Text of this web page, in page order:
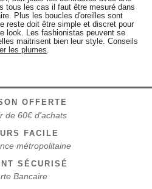
tous les cas il faut être mesuré dans
Plus les boucles d'oreilles sont
reste doit être simple et discret pour
look. Les fashionistas peuvent se
maitrisent bien leur style. Conseils
les plumes.
OFFERTE
de 60€ d'achats
FACILE
métropolitaine
SÉCURISÉ
Bancaire